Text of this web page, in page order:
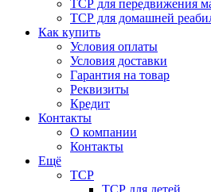
ТСР для передвижения
ТСР для домашней
Как купить
Условия оплаты
Условия доставки
Гарантия на товар
Реквизиты
Кредит
Контакты
О компании
Контакты
Ещё
ТСР
ТСР для детей